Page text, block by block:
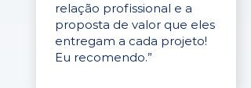
relação profissional e a
proposta de valor que eles
entregam a cada projeto!
Eu recomendo.”